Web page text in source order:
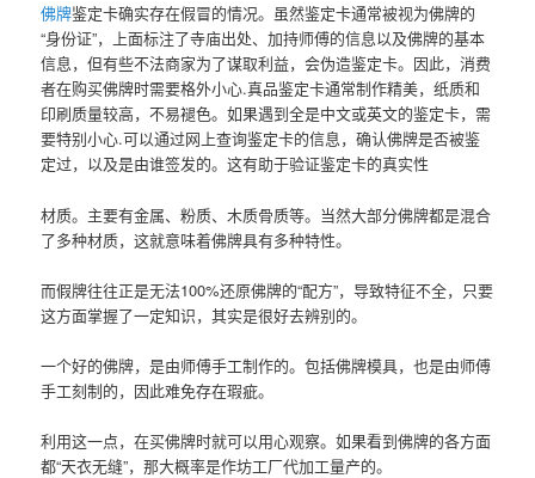
佛牌鉴定卡确实存在假冒的情况‌。虽然鉴定卡通常被视为佛牌的
“身份证”，上面标注了寺庙出处、加持师傅的信息以及佛牌的基本
信息，但有些不法商家为了谋取利益，会伪造鉴定卡。因此，消费
者在购买佛牌时需要格外小心‌.真品鉴定卡通常制作精美，纸质和
印刷质量较高，不易褪色。如果遇到全是中文或英文的鉴定卡，需
要特别小心‌.可以通过网上查询鉴定卡的信息，确认佛牌是否被鉴
定过，以及是由谁签发的。这有助于验证鉴定卡的真实性‌
材质。主要有金属、粉质、木质骨质等。当然大部分佛牌都是混合
了多种材质，这就意味着佛牌具有多种特性。
而假牌往往正是无法100%还原佛牌的“配方”，导致特征不全，只要
这方面掌握了一定知识，其实是很好去辨别的。
一个好的佛牌，是由师傅手工制作的。包括佛牌模具，也是由师傅
手工刻制的，因此难免存在瑕疵。
利用这一点，在买佛牌时就可以用心观察。如果看到佛牌的各方面
都“天衣无缝”，那大概率是作坊工厂代加工量产的。